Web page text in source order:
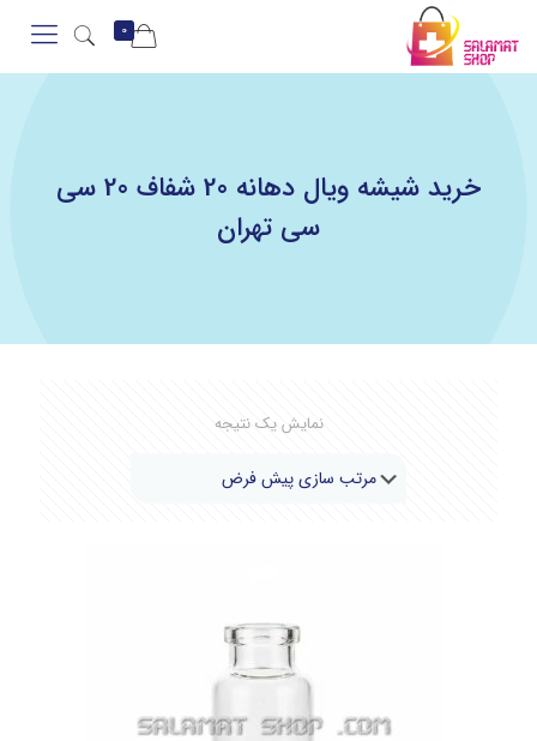
0
خرید شیشه ویال دهانه 20 شفاف 20 سی
سی تهران
نمایش یک نتیجه